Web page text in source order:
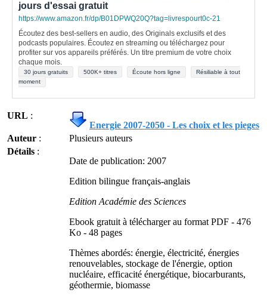
jours d'essai gratuit
https://www.amazon.fr/dp/B01DPWQ20Q?tag=livrespourt0c-21
Écoutez des best-sellers en audio, des Originals exclusifs et des
podcasts populaires. Écoutez en streaming ou téléchargez pour
profiter sur vos appareils préférés. Un titre premium de votre choix
chaque mois.
30 jours gratuits 500K+ titres Écoute hors ligne
Résiliable à tout
moment
URL :
Energie 2007-2050 - Les choix et les pieges
Auteur :
Plusieurs auteurs
Détails :
Date de publication: 2007
Edition bilingue français-anglais
Edition Académie des Sciences
Ebook gratuit à télécharger au format PDF - 476
Ko - 48 pages
Thèmes abordés: énergie, électricité, énergies
renouvelables, stockage de l'énergie, option
nucléaire, efficacité énergétique, biocarburants,
géothermie, biomasse